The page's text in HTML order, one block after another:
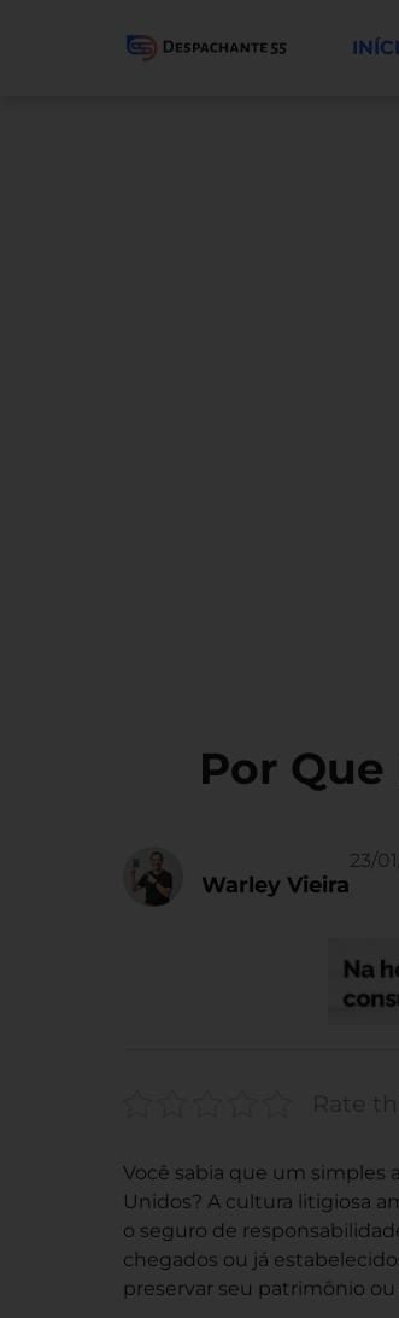
Por
Warley Vieira
23/
Você sabia que um simples
Unidos? A cultura litigiosa
o seguro de
chegados ou já
preservar seu patrimônio